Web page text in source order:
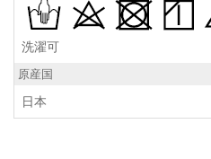
洗濯可
原産国
日本